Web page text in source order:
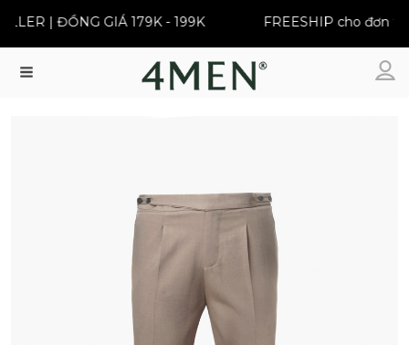
| ĐỒNG GIÁ 179K - 199K FREESHIP cho đơn từ